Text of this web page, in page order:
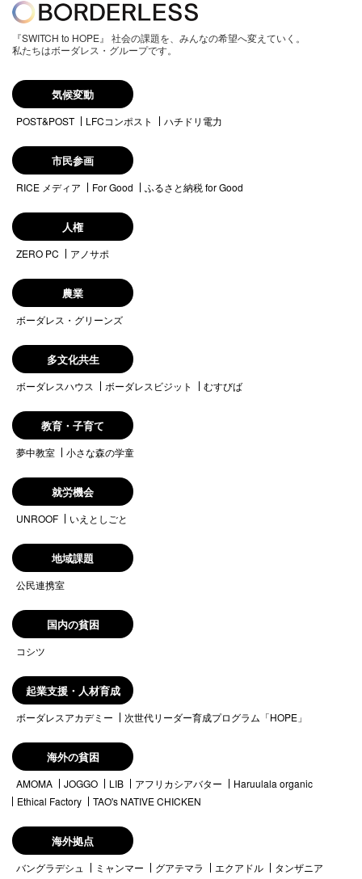
『SWITCH to HOPE』 社会の課題を、みんなの希望へ変えていく。
私たちはボーダレス・グループです。
気候変動
POST&POST LFCコンポスト ハチドリ電力
市民参画
RICE メディア For Good ふるさと納税 for Good
人権
ZERO PC アノサポ
農業
ボーダレス・グリーンズ
多文化共生
ボーダレスハウス ボーダレスビジット むすびば
教育・子育て
夢中教室 小さな森の学童
就労機会
UNROOF いえとしごと
地域課題
公民連携室
国内の貧困
コシツ
起業支援・人材育成
ボーダレスアカデミー 次世代リーダー育成プログラム「HOPE」
海外の貧困
AMOMA JOGGO LIB アフリカシアバター
Haruulala organic
Ethical Factory
TAO's NATIVE CHICKEN
海外拠点
バングラデシュ ミャンマー グアテマラ エクアドル
タンザニア